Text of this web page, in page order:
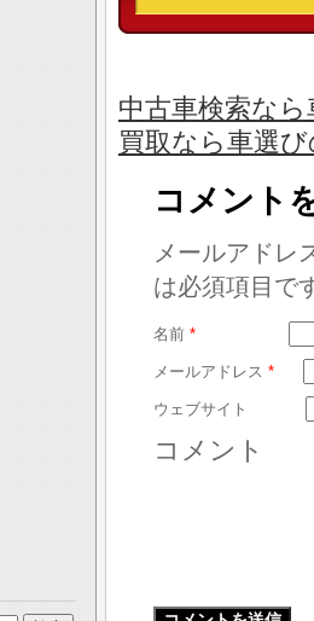
中古車検索な
買取なら車選
コメント
メールアドレ
は必須項目で
名前 *
メールアドレス *
ウェブサイト
コメント